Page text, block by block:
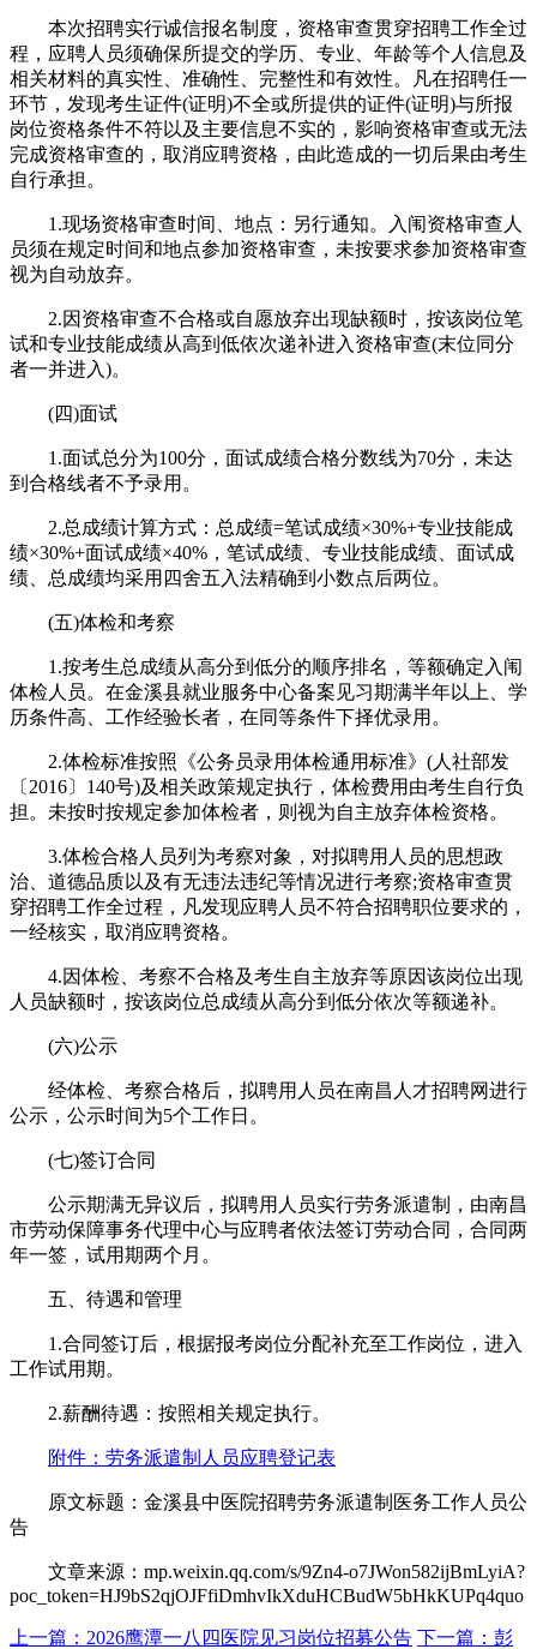
本次招聘实行诚信报名制度，资格审查贯穿招聘工作全过
程，应聘人员须确保所提交的学历、专业、年龄等个人信息及
相关材料的真实性、准确性、完整性和有效性。凡在招聘任一
环节，发现考生证件(证明)不全或所提供的证件(证明)与所报
岗位资格条件不符以及主要信息不实的，影响资格审查或无法
完成资格审查的，取消应聘资格，由此造成的一切后果由考生
自行承担。
1.现场资格审查时间、地点：另行通知。入闱资格审查人
员须在规定时间和地点参加资格审查，未按要求参加资格审查
视为自动放弃。
2.因资格审查不合格或自愿放弃出现缺额时，按该岗位笔
试和专业技能成绩从高到低依次递补进入资格审查(末位同分
者一并进入)。
(四)面试
1.面试总分为100分，面试成绩合格分数线为70分，未达
到合格线者不予录用。
2.总成绩计算方式：总成绩=笔试成绩×30%+专业技能成
绩×30%+面试成绩×40%，笔试成绩、专业技能成绩、面试成
绩、总成绩均采用四舍五入法精确到小数点后两位。
(五)体检和考察
1.按考生总成绩从高分到低分的顺序排名，等额确定入闱
体检人员。在金溪县就业服务中心备案见习期满半年以上、学
历条件高、工作经验长者，在同等条件下择优录用。
2.体检标准按照《公务员录用体检通用标准》(人社部发
〔2016〕140号)及相关政策规定执行，体检费用由考生自行负
担。未按时按规定参加体检者，则视为自主放弃体检资格。
3.体检合格人员列为考察对象，对拟聘用人员的思想政
治、道德品质以及有无违法违纪等情况进行考察;资格审查贯
穿招聘工作全过程，凡发现应聘人员不符合招聘职位要求的，
一经核实，取消应聘资格。
4.因体检、考察不合格及考生自主放弃等原因该岗位出现
人员缺额时，按该岗位总成绩从高分到低分依次等额递补。
(六)公示
经体检、考察合格后，拟聘用人员在南昌人才招聘网进行
公示，公示时间为5个工作日。
(七)签订合同
公示期满无异议后，拟聘用人员实行劳务派遣制，由南昌
市劳动保障事务代理中心与应聘者依法签订劳动合同，合同两
年一签，试用期两个月。
五、待遇和管理
1.合同签订后，根据报考岗位分配补充至工作岗位，进入
工作试用期。
2.薪酬待遇：按照相关规定执行。
附件：劳务派遣制人员应聘登记表
原文标题：金溪县中医院招聘劳务派遣制医务工作人员公
告
文章来源：mp.weixin.qq.com/s/9Zn4-o7JWon582ijBmLyiA?
poc_token=HJ9bS2qjOJFfiDmhvIkXduHCBudW5bHkKUPq4quo
上一篇：2026鹰潭一八四医院见习岗位招募公告 下一篇：彭